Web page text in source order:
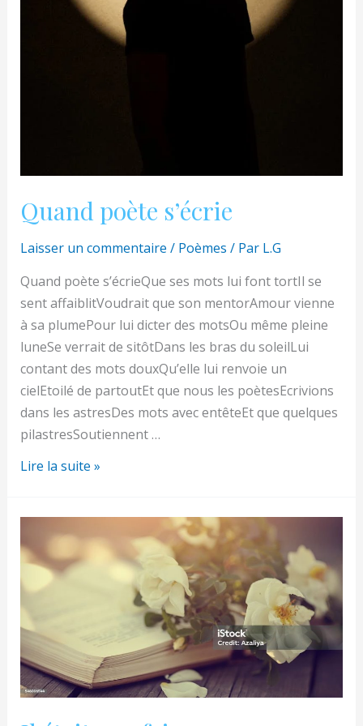
Quand poète s’écrie
Laisser un commentaire / Poèmes / Par L.G
Quand poète s’écrieQue ses mots lui font tortIl se
sent affaiblitVoudrait que son mentorAmour vienne
à sa plumePour lui dicter des motsOu même pleine
luneSe verrait de sitôtDans les bras du soleilLui
contant des mots douxQu’elle lui renvoie un
cielEtoilé de partoutEt que nous les poètesEcrivions
dans les astresDes mots avec entêteEt que quelques
pilastresSoutiennent …
Quand
Lire la suite »